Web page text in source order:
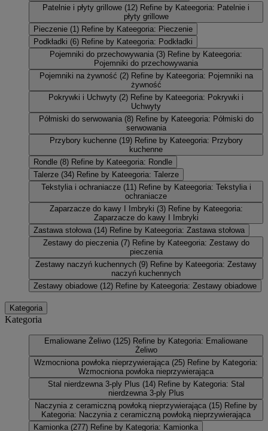
Patelnie i płyty grillowe (12) Refine by Kateegoria: Patelnie i
płyty grillowe
Pieczenie (1) Refine by Kateegoria: Pieczenie
Podkładki (6) Refine by Kateegoria: Podkładki
Pojemniki do przechowywania (3) Refine by Kateegoria:
Pojemniki do przechowywania
Pojemniki na żywność (2) Refine by Kateegoria: Pojemniki na
żywność
Pokrywki i Uchwyty (2) Refine by Kateegoria: Pokrywki i
Uchwyty
Półmiski do serwowania (8) Refine by Kateegoria: Półmiski do
serwowania
Przybory kuchenne (19) Refine by Kateegoria: Przybory
kuchenne
Rondle (8) Refine by Kateegoria: Rondle
Talerze (34) Refine by Kateegoria: Talerze
Tekstylia i ochraniacze (11) Refine by Kateegoria: Tekstylia i
ochraniacze
Zaparzacze do kawy I Imbryki (3) Refine by Kateegoria:
Zaparzacze do kawy I Imbryki
Zastawa stołowa (14) Refine by Kateegoria: Zastawa stołowa
Zestawy do pieczenia (7) Refine by Kateegoria: Zestawy do
pieczenia
Zestawy naczyń kuchennych (9) Refine by Kateegoria: Zestawy
naczyń kuchennych
Zestawy obiadowe (12) Refine by Kateegoria: Zestawy obiadowe
Kategoria
Kategoria
Emaliowane Żeliwo (125) Refine by Kategoria: Emaliowane
Żeliwo
Wzmocniona powłoka nieprzywierająca (25) Refine by Kategoria:
Wzmocniona powłoka nieprzywierająca
Stal nierdzewna 3-ply Plus (14) Refine by Kategoria: Stal
nierdzewna 3-ply Plus
Naczynia z ceramiczną powłoką nieprzywierająca (15) Refine by
Kategoria: Naczynia z ceramiczną powłoką nieprzywierająca
Kamionka (277) Refine by Kategoria: Kamionka